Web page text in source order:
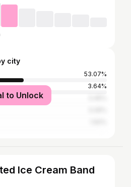
city
53.07%
3.64%
to Unlock
Ice Cream Band